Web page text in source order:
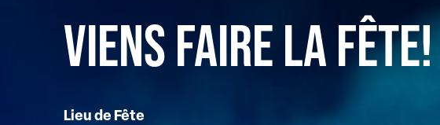
VIENS FAIRE LA FÊTE!
Lieu de Fête